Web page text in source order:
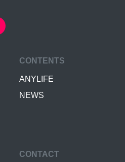
CONTENTS
ANYLIFE
NEWS
CONTACT